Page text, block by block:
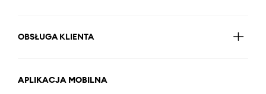
OBSŁUGA KLIENTA
APLIKACJA MOBILNA